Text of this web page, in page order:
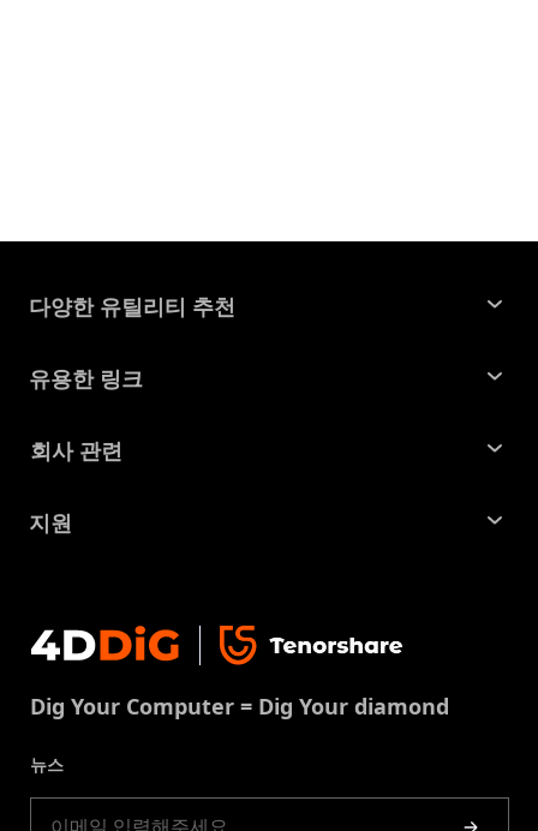
다양한 유틸리티 추천
윈도우 데이터 복구
파티션 관리 도구
중복 파일 찾기 및 제거
유용한 링크
꿀팁 모음
맥 복구 솔루션
중복 파일 제거
회사 관련
회사소개
이용약권
쿠키정책(업데이트됨)
지원
문의
제품 가이드
Dig Your Computer = Dig Your diamond
뉴스